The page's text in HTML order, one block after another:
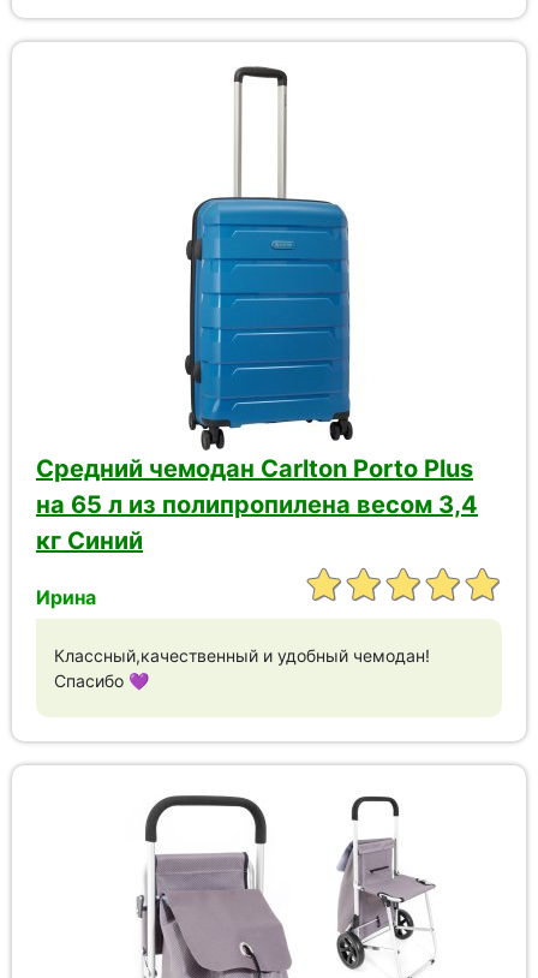
Средний чемодан Carlton Porto Plus
на 65 л из полипропилена весом 3,4
кг Синий
Ирина
Классный,качественный и удобный чемодан!
Спасибо 💜